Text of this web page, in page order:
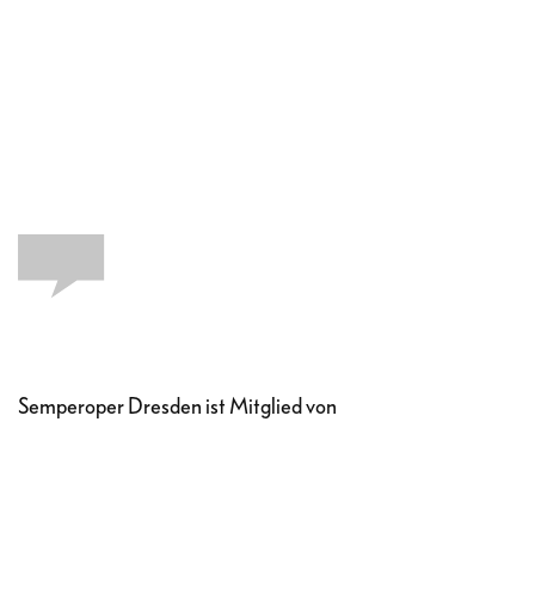
Semperoper Dresden ist Mitglied von